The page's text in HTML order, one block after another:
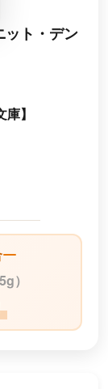
ト・デン
】
）